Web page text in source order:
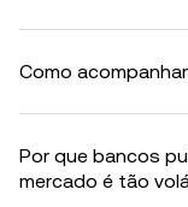
Como
Por que bancos
mercado é tão